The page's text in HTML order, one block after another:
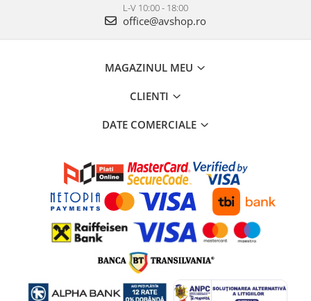
L-V 10:00 - 18:00
office@avshop.ro
MAGAZINUL MEU
CLIENTI
DATE COMERCIALE